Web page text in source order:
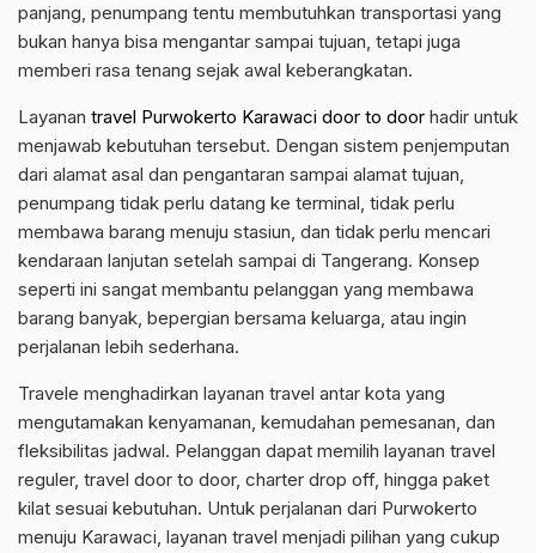
panjang, penumpang tentu membutuhkan transportasi yang
bukan hanya bisa mengantar sampai tujuan, tetapi juga
memberi rasa tenang sejak awal keberangkatan.
Layanan travel Purwokerto Karawaci door to door hadir untuk
menjawab kebutuhan tersebut. Dengan sistem penjemputan
dari alamat asal dan pengantaran sampai alamat tujuan,
penumpang tidak perlu datang ke terminal, tidak perlu
membawa barang menuju stasiun, dan tidak perlu mencari
kendaraan lanjutan setelah sampai di Tangerang. Konsep
seperti ini sangat membantu pelanggan yang membawa
barang banyak, bepergian bersama keluarga, atau ingin
perjalanan lebih sederhana.
Travele menghadirkan layanan travel antar kota yang
mengutamakan kenyamanan, kemudahan pemesanan, dan
fleksibilitas jadwal. Pelanggan dapat memilih layanan travel
reguler, travel door to door, charter drop off, hingga paket
kilat sesuai kebutuhan. Untuk perjalanan dari Purwokerto
menuju Karawaci, layanan travel menjadi pilihan yang cukup